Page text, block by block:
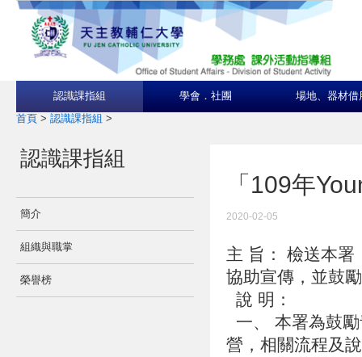
認識課指組 學會．社團 場地、器材借
首頁 > 認識課指組 >
認識課指組
簡介
組織與職掌
榮譽榜
「109年
2020-02-05
主 旨： 檢送本署
協助宣傳，並鼓
說 明：
一、 本署為鼓
營，相關流程及